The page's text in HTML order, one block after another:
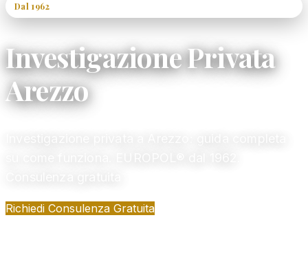
Dal 1962
Investigazione Privata
Arezzo
Richiedi Consulenza Gratuita